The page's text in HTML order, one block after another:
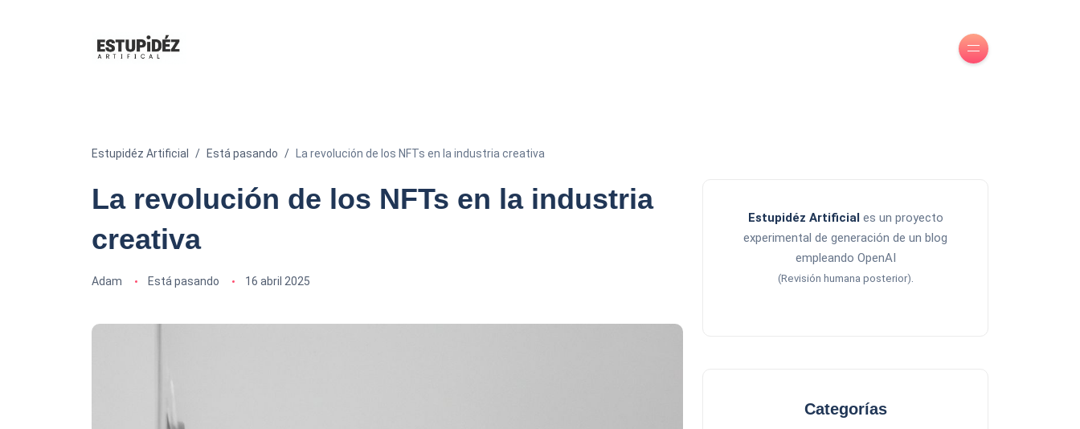
Estupidéz Artificial Está pasando La revolución de los NFTs en la industria creativa
La revolución de los NFTs en la industria
creativa
Adam Está pasando 16 abril 2025
Estupidéz Artificial es un proyecto
experimental de generación de un blog
empleando OpenAI
(Revisión humana posterior).
Categorías